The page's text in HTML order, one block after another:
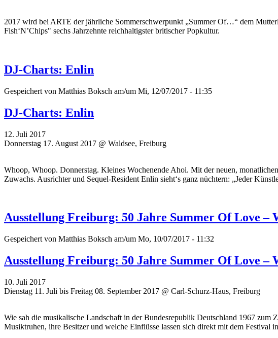
2017 wird bei ARTE der jährliche Sommerschwerpunkt „Summer Of…“ dem
Fish‘N’Chips" sechs Jahrzehnte reichhaltigster britischer Popkultur.
DJ-Charts: Enlin
Gespeichert von Matthias Boksch am/um Mi, 12/07/2017 - 11:35
DJ-Charts: Enlin
12. Juli 2017
Donnerstag 17. August 2017 @ Waldsee, Freiburg
Whoop, Whoop. Donnerstag. Kleines Wochenende Ahoi. Mit der neuen,
Zuwachs. Ausrichter und Sequel-Resident Enlin sieht‘s ganz nüchtern: „Jeder
Ausstellung Freiburg: 50 Jahre Summer Of Love –
Gespeichert von Matthias Boksch am/um Mo, 10/07/2017 - 11:32
Ausstellung Freiburg: 50 Jahre Summer Of Love –
10. Juli 2017
Dienstag 11. Juli bis Freitag 08. September 2017 @ Carl-Schurz-Haus, Freiburg
Wie sah die musikalische Landschaft in der Bundesrepublik Deutschland 1967 zum
Musiktruhen, ihre Besitzer und welche Einflüsse lassen sich direkt mit dem Festival